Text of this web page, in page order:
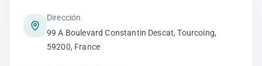
Dirección
99 A Boulevard Constantin Descat, Tourcoing,
59200, France